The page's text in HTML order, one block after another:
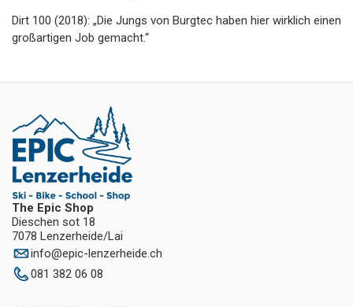
Dirt 100 (2018): „Die Jungs von Burgtec haben hier wirklich einen
großartigen Job gemacht.“
The Epic Shop
Dieschen sot 18
7078 Lenzerheide/Lai
info@epic-lenzerheide.ch
081 382 06 08